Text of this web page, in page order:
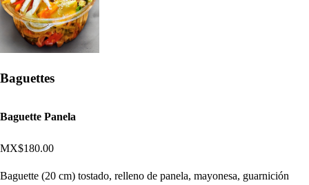
Baguettes
Baguette Panela
MX$180.00
Baguette (20 cm) tostado, relleno de panela, mayonesa, guarnición